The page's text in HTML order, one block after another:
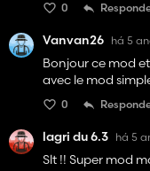
0
Vanvan26 há 5
Bonjour ce mod
avec le mod
0
lagri du 6.3 há 5
Slt !! Super mod